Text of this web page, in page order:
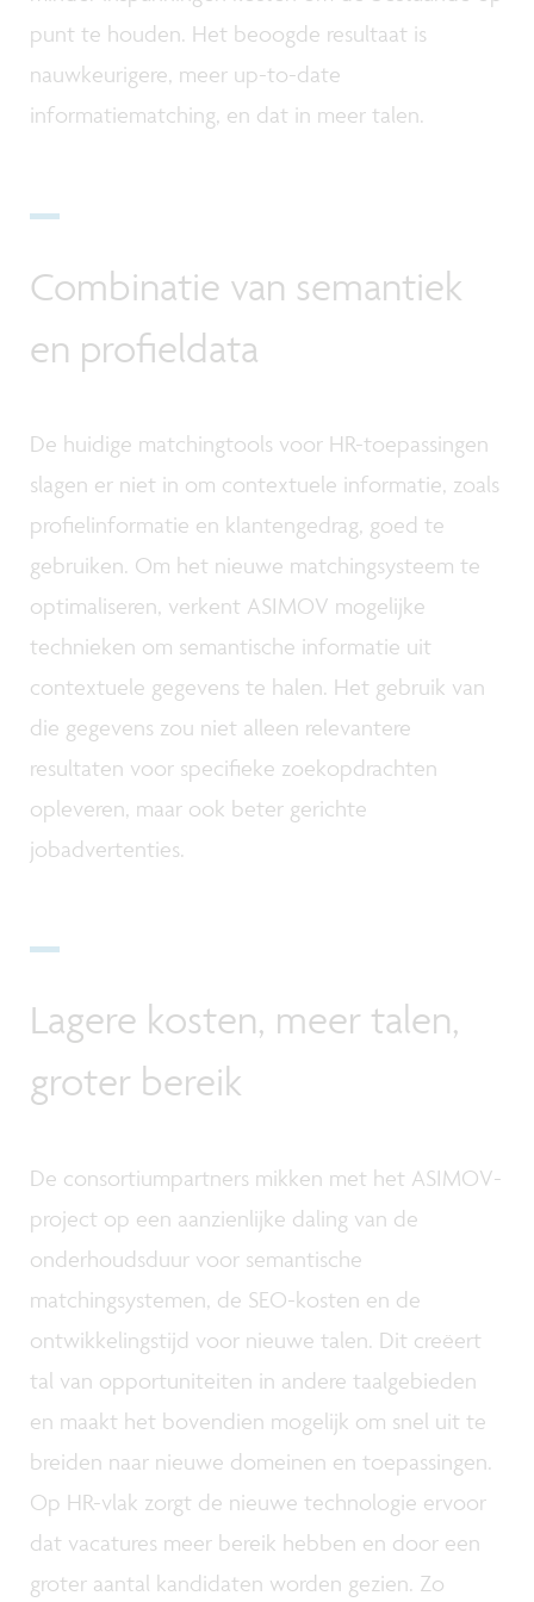
punt te houden. Het beoogde resultaat is
nauwkeurigere, meer up-to-date
informatiematching, en dat in meer talen.
Combinatie van semantiek
en profieldata
De huidige matchingtools voor HR-toepassingen
slagen er niet in om contextuele informatie, zoals
profielinformatie en klantengedrag, goed te
gebruiken. Om het nieuwe matchingsysteem te
optimaliseren, verkent ASIMOV mogelijke
technieken om semantische informatie uit
contextuele gegevens te halen. Het gebruik van
die gegevens zou niet alleen relevantere
resultaten voor specifieke zoekopdrachten
opleveren, maar ook beter gerichte
jobadvertenties.
Lagere kosten, meer talen,
groter bereik
De consortiumpartners mikken met het ASIMOV-
project op een aanzienlijke daling van de
onderhoudsduur voor semantische
matchingsystemen, de SEO-kosten en de
ontwikkelingstijd voor nieuwe talen. Dit creëert
tal van opportuniteiten in andere taalgebieden
en maakt het bovendien mogelijk om snel uit te
breiden naar nieuwe domeinen en toepassingen.
Op HR-vlak zorgt de nieuwe technologie ervoor
dat vacatures meer bereik hebben en door een
groter aantal kandidaten worden gezien. Zo